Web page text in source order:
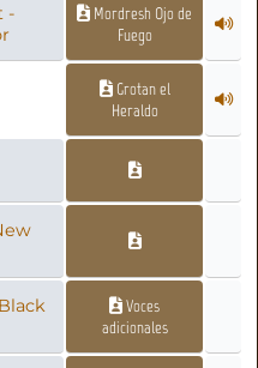
-
Mordresh Ojo de
Fuego
Grotan el
Heraldo
Voces
adicionales